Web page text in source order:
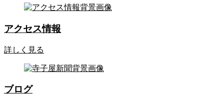
アクセス情報
詳しく見る
ブログ